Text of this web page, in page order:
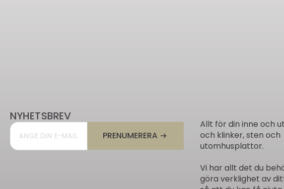
NYHETSBREV
Email
PRENUMERERA
Allt för din inne och
och klinker, sten och
utomhusplattor.
Vi har allt det du
göra verklighet av